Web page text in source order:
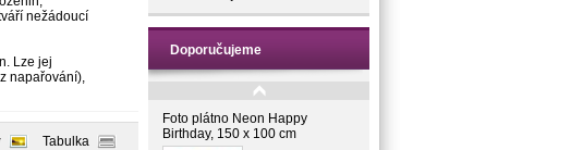
nežádoucí
Lze jej
napařování),
Tabulka
Doporučujeme
Foto plátno Neon Happy
Birthday, 150 x 100 cm